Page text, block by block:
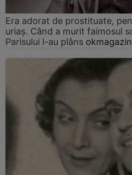
Era adorat de prostituate,
uriaș. Când a murit faimosul
Parisului l-au plâns